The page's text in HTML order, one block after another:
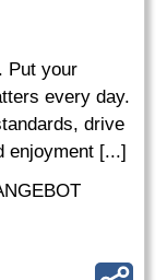
Put your
every day.
drive
enjoyment [...]